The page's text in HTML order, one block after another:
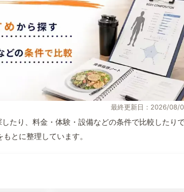
最終更新日：2026/08/
たり、料金・体験・設備などの条件で比較したり
とに整理しています。